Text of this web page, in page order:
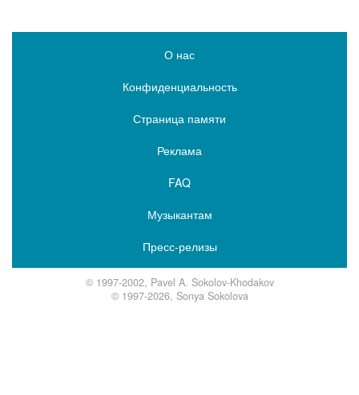
О нас
Конфиденциальность
Страница памяти
Реклама
FAQ
Музыкантам
Пресс-релизы
© 1997-2002, Pavel A. Sokolov-Khodakov
© 1997-2026, Sonya Sokolova